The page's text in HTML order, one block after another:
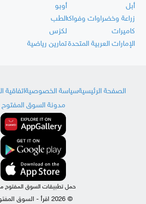
أبل
أوبو
زراعة وخضراوات وفواكهالطب
كاميرات
لكزس
الإمارات العربية المتحدةتمارين رياضية
الصفحة الرئيسيةسياسة الخصوصيةاتفاقية
مدونة السوق المفتوح
حمل تطبيقات السوق المفتوح
© 2026 اقرأ - السوق المفتوح